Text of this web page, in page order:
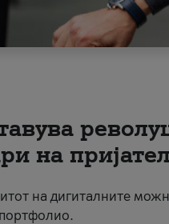
на
на дигиталните